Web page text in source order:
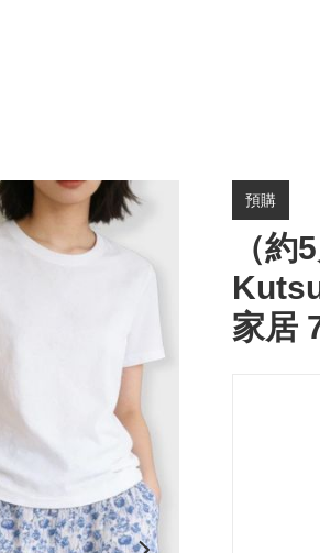
預購
（
家居